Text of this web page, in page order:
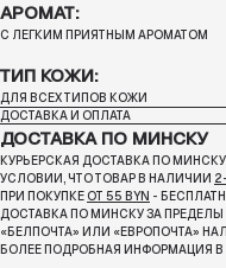
АРОМАТ:
С ЛЕГКИМ ПРИЯТНЫМ АРОМАТОМ
ТИП КОЖИ:
ДЛЯ ВСЕХ ТИПОВ КОЖИ
ДОСТАВКА И ОПЛАТА
ДОСТАВКА ПО МИНСКУ
КУРЬЕРСКАЯ ДОСТАВКА ПО
УСЛОВИИ, ЧТО ТОВАР В НАЛИЧИИ
ПРИ ПОКУПКЕ ОТ 55 BYN -
ДОСТАВКА ПО МИНСКУ ЗА
«БЕЛПОЧТА» ИЛИ «ЕВРОПОЧТА»
БОЛЕЕ ПОДРОБНАЯ ИНФОРМАЦИЯ В